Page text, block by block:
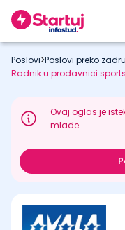
Poslovi>Poslovi preko
Radnik u prodavnici
Ovaj oglas je
mlade.